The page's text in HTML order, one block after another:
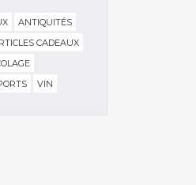
ANTIQUITÉS
CADEAUX
VIN